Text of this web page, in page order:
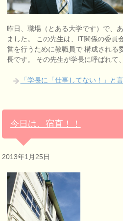
昨日、職場（とある大学です）で、
ました。 この先生は、IT関係の委員
営を行うために教職員で 構成される
長です。 その先生が学長に呼ばれて
「学長に「仕事してない！」と
今日は、宿直！！
2013年1月25日